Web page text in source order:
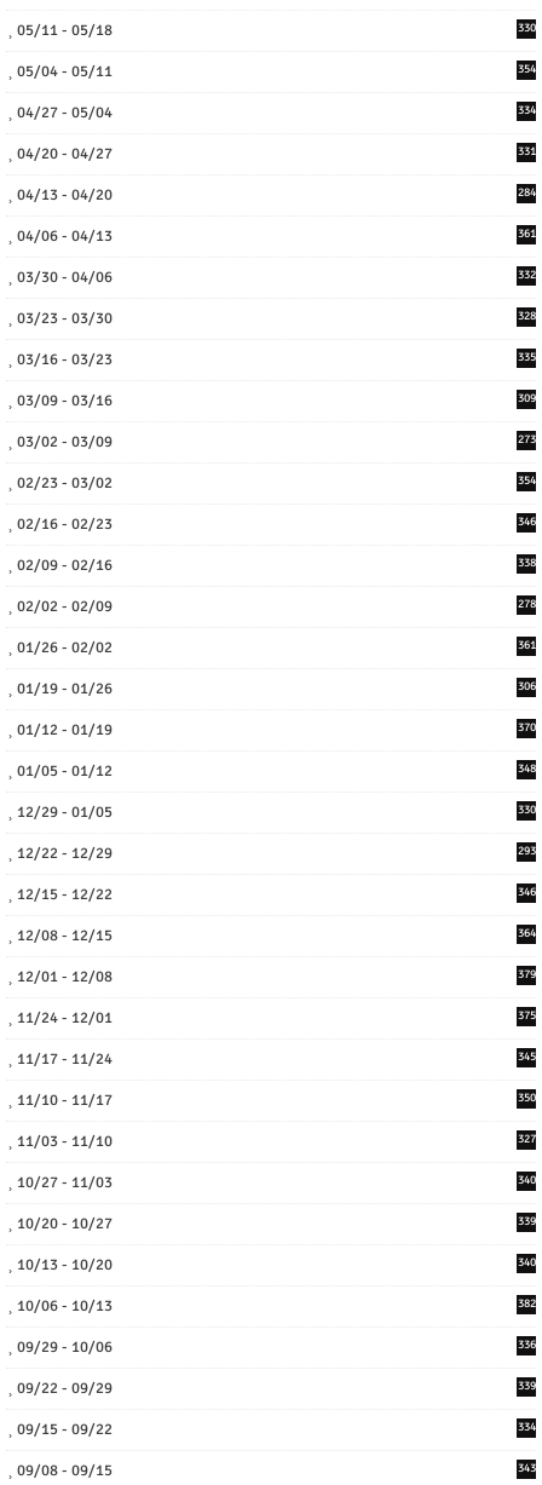
05/11 - 05/18 330
05/04 - 05/11 354
04/27 - 05/04 334
04/20 - 04/27 331
04/13 - 04/20 284
04/06 - 04/13 361
03/30 - 04/06 332
03/23 - 03/30 328
03/16 - 03/23 335
03/09 - 03/16 309
03/02 - 03/09 273
02/23 - 03/02 354
02/16 - 02/23 346
02/09 - 02/16 338
02/02 - 02/09 278
01/26 - 02/02 361
01/19 - 01/26 306
01/12 - 01/19 370
01/05 - 01/12 348
12/29 - 01/05 330
12/22 - 12/29 293
12/15 - 12/22 346
12/08 - 12/15 364
12/01 - 12/08 379
11/24 - 12/01 375
11/17 - 11/24 345
11/10 - 11/17 350
11/03 - 11/10 327
10/27 - 11/03 340
10/20 - 10/27 339
10/13 - 10/20 340
10/06 - 10/13 382
09/29 - 10/06 336
09/22 - 09/29 339
09/15 - 09/22 334
09/08 - 09/15 343